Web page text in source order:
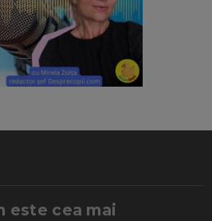
este cea mai